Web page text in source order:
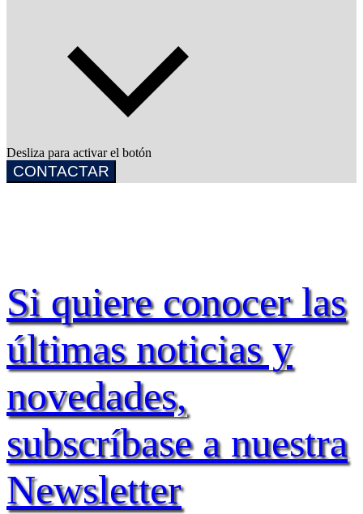
Desliza para activar el botón
CONTACTAR
Si quiere conocer las
últimas noticias y
novedades,
subscríbase a nuestra
Newsletter